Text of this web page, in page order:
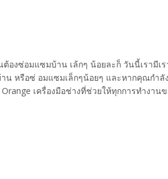
งซ่อมแซมบ้าน เล้กๆ น้อยละก็ วันนี้เรามีเ
น หรือซ่ อมแซมเล็กๆน้อยๆ และหากคุณกำลั
เครื่องมือช่างที่ช่วยให้ทุกการทำงาน